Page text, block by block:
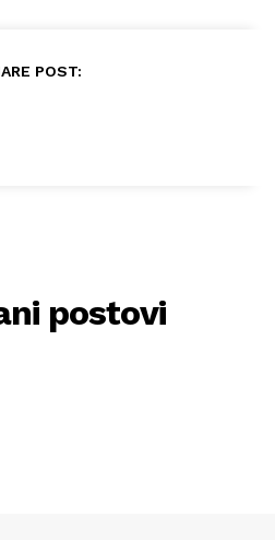
POST:
postovi